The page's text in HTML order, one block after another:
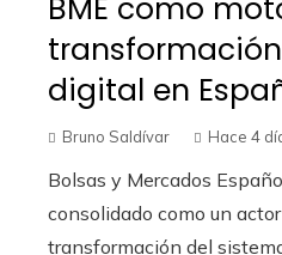
BME como
digital en
Bruno Saldívar Hace 4
Bolsas y Mercados
consolidado como un
transformación del